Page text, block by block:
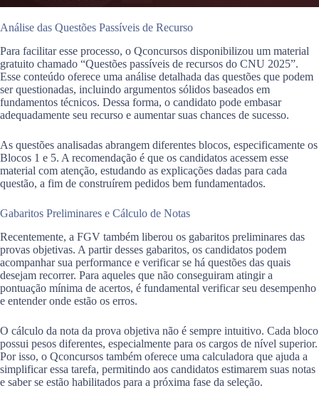
Análise das Questões Passíveis de Recurso
Para facilitar esse processo, o Qconcursos disponibilizou um material
gratuito chamado “Questões passíveis de recursos do CNU 2025”.
Esse conteúdo oferece uma análise detalhada das questões que podem
ser questionadas, incluindo argumentos sólidos baseados em
fundamentos técnicos. Dessa forma, o candidato pode embasar
adequadamente seu recurso e aumentar suas chances de sucesso.
As questões analisadas abrangem diferentes blocos, especificamente os
Blocos 1 e 5. A recomendação é que os candidatos acessem esse
material com atenção, estudando as explicações dadas para cada
questão, a fim de construírem pedidos bem fundamentados.
Gabaritos Preliminares e Cálculo de Notas
Recentemente, a FGV também liberou os gabaritos preliminares das
provas objetivas. A partir desses gabaritos, os candidatos podem
acompanhar sua performance e verificar se há questões das quais
desejam recorrer. Para aqueles que não conseguiram atingir a
pontuação mínima de acertos, é fundamental verificar seu desempenho
e entender onde estão os erros.
O cálculo da nota da prova objetiva não é sempre intuitivo. Cada bloco
possui pesos diferentes, especialmente para os cargos de nível superior.
Por isso, o Qconcursos também oferece uma calculadora que ajuda a
simplificar essa tarefa, permitindo aos candidatos estimarem suas notas
e saber se estão habilitados para a próxima fase da seleção.